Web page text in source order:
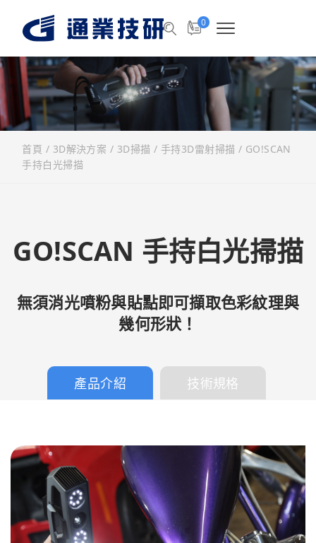
0
首頁 / 3D解決方案 / 3D掃描 / 手持3D雷射掃描 / GO!SCAN
手持白光掃描
GO!SCAN 手持白光掃描
無須消光噴粉與貼點即可擷取色彩紋理與
幾何形狀！
產品介紹 技術規格